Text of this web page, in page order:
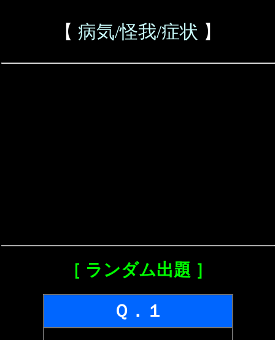
【 病気/怪我/症状 】
［ ランダム出題 ］
Ｑ．１